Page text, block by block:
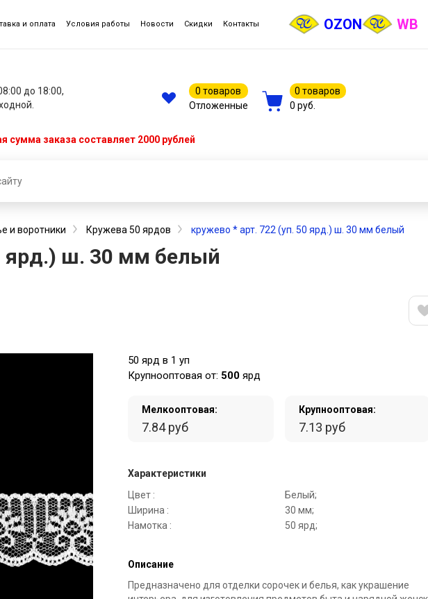
и оплата Условия работы Новости Скидки Контакты OZON WB
до 18:00,
0 товаров
Отложенные
0 товаров
0 руб.
сумма заказа составляет 2000 рублей
и воротники Кружева 50 ярдов кружево * арт. 722 (уп. 50 ярд.) ш. 30 мм белый
ярд.) ш. 30 мм белый
50 ярд в 1 уп
Крупнооптовая от: 500 ярд
Мелкооптовая:
7.84 руб
Крупнооптовая:
7.13 руб
Характеристики
Цвет :
Белый;
Ширина :
30 мм;
Намотка :
50 ярд;
Описание
Предназначено для отделки сорочек и белья, как украшение